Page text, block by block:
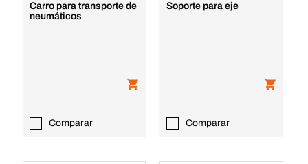
Carro para transporte de
neumáticos
Comparar
Soporte para eje
Comparar